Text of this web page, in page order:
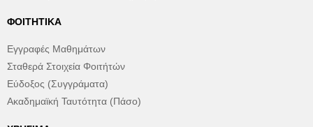
ΦΟΙΤΗΤΙΚΆ
Εγγραφές Μαθημάτων
Σταθερά Στοιχεία Φοιτήτών
Εύδοξος (Συγγράματα)
Ακαδημαϊκή Ταυτότητα (Πάσο)